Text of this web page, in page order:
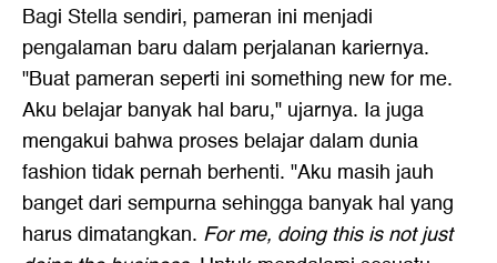
Bagi Stella sendiri, pameran ini menjadi
pengalaman baru dalam perjalanan kariernya.
"Buat pameran seperti ini something new for me.
Aku belajar banyak hal baru," ujarnya. Ia juga
mengakui bahwa proses belajar dalam dunia
fashion tidak pernah berhenti. "Aku masih jauh
banget dari sempurna sehingga banyak hal yang
harus dimatangkan. For me, doing this is not just